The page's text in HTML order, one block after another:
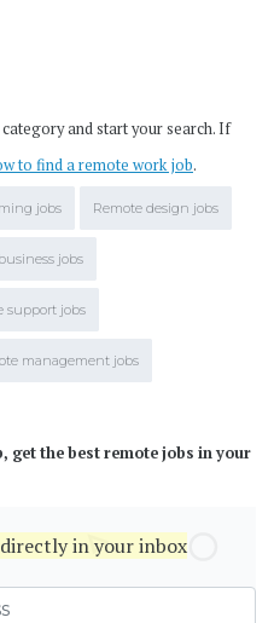
and start your search. If
to find a remote work job.
jobs Remote design jobs
jobs
support jobs
management jobs
get the best remote jobs in your
directly in your inbox